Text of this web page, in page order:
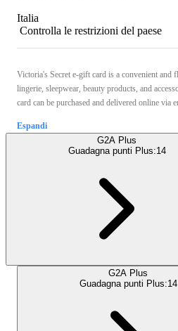
Italia
Controlla le restrizioni del paese
Victoria's Secret e-gift card is a convenient
lingerie, sleepwear, beauty products, and
card can be purchased and delivered online via
Espandi
G2A Plus
Guadagna punti Plus:14
G2A Plus
Guadagna punti Plus:14